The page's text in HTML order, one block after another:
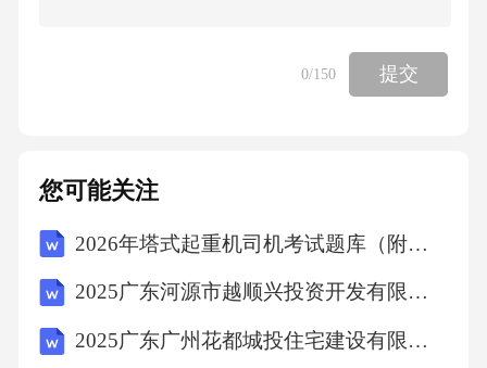
0/150 提交
您可能关注
2026年塔式起重机司机考试题库（附答案）
2025广东河源市越顺兴投资开发有限公司招聘笔试及安排笔试历年难易错考点试卷带答案解析
2025广东广州花都城投住宅建设有限公司招聘广州花都城市环保投资有限公司项目用工人员综合总及背景调查环节人员笔试历年典型考点题库附带答案详解